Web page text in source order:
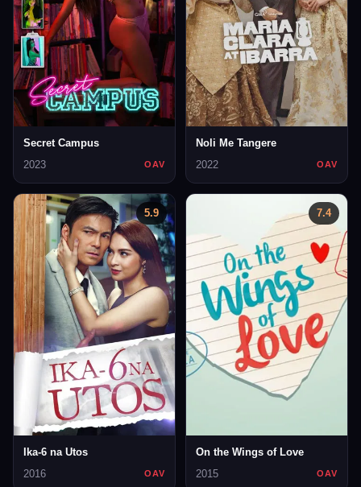
Secret Campus
2023
OAV
Noli Me Tangere
2022
OAV
5.9
Ika-6 na Utos
2016
OAV
7.4
On the Wings of Love
2015
OAV